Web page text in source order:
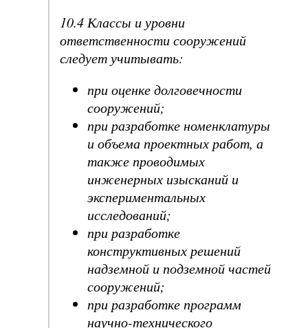
10.4 Классы и уровни
ответственности сооружений
следует учитывать:
при оценке долговечности
сооружений;
при разработке номенклатуры
и объема проектных работ, а
также проводимых
инженерных изысканий и
экспериментальных
исследований;
при разработке
конструктивных решений
надземной и подземной частей
сооружений;
при разработке программ
научно-технического